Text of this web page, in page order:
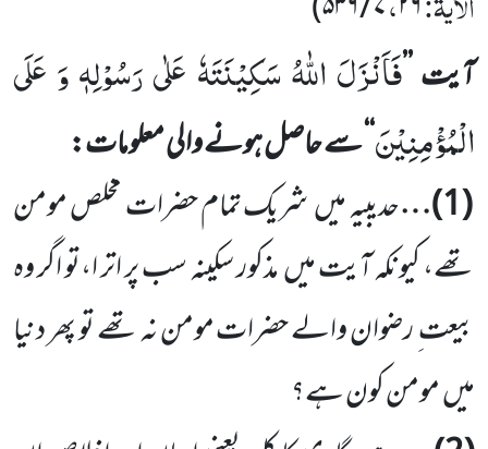
آیت’’فَاَنْزَلَ اللّٰهُ سَكِیْنَتَهٗ عَلٰى رَسُوْلِهٖ وَ عَلَى
الْمُؤْمِنِیْنَ‘‘سے حاصل ہونے والی معلومات:
(
1
)…حدیبیہ میںشریک تمام حضرات مخلص مومن
تھے، کیونکہ آیت میںمذکور سکینہ سب پر اتر ا،تو اگر وہ
بیعت ِ رضوان والے حضرات مومن نہ تھے تو پھر دنیا
میںمومن کون ہے؟